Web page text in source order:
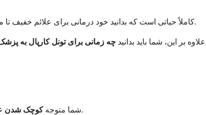
کاملاً حیاتی است که بدانید خود درمانی برای علائم خفیف تا متوسط ​​است. تشخیص صحیح از یک متخصص مراقبت های بهداشتی اولین قدم مهم است. اگر این کار را انجام نداده اید، آن را اولویت خود قرار دهید.
علاوه بر این، شما باید بدانید چه زمانی برای تونل کارپال به
شما متوجهکوچک شدن خود (آتروفی تنار) می شوید. این نشانه ای از فشردگی عصبی پیشرفته تر است و نیاز به توجه فوری پزشکی دارد.